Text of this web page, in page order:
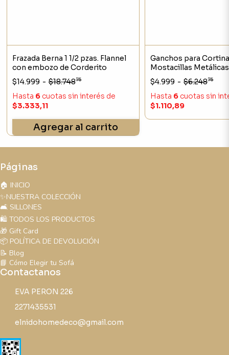
Frazada Berna 1 1/2 pzas. Flannel
con embozo de Corderito
$14.999 - $18.74875
Hasta 6cuotas sin interés de
$3.333,11
Agregar al carrito
Ganchos para
Mostacillas Metálicas
Decorativas Set x12
$4.999 - $6.24875
Hasta 6 cuotas sin
$1.110,89
Páginas
🏠 INICIO
✨NUESTRA COLECCIÓN
🛋️ SILLONES
🛍️ TODOS LOS PRODUCTOS
🎁 Gift Card
📦 POLÍTICA DE DEVOLUCIÓN
📝 Blog
📘 Cómo Elegir tu Sofá
Contactanos
EVA PERON 226
2271435531
elnidohomedeco@gmail.com